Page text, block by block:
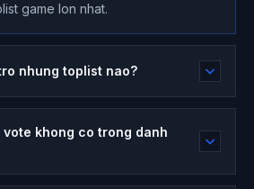
game lon nhat.
nhung toplist nao?
khong co trong danh